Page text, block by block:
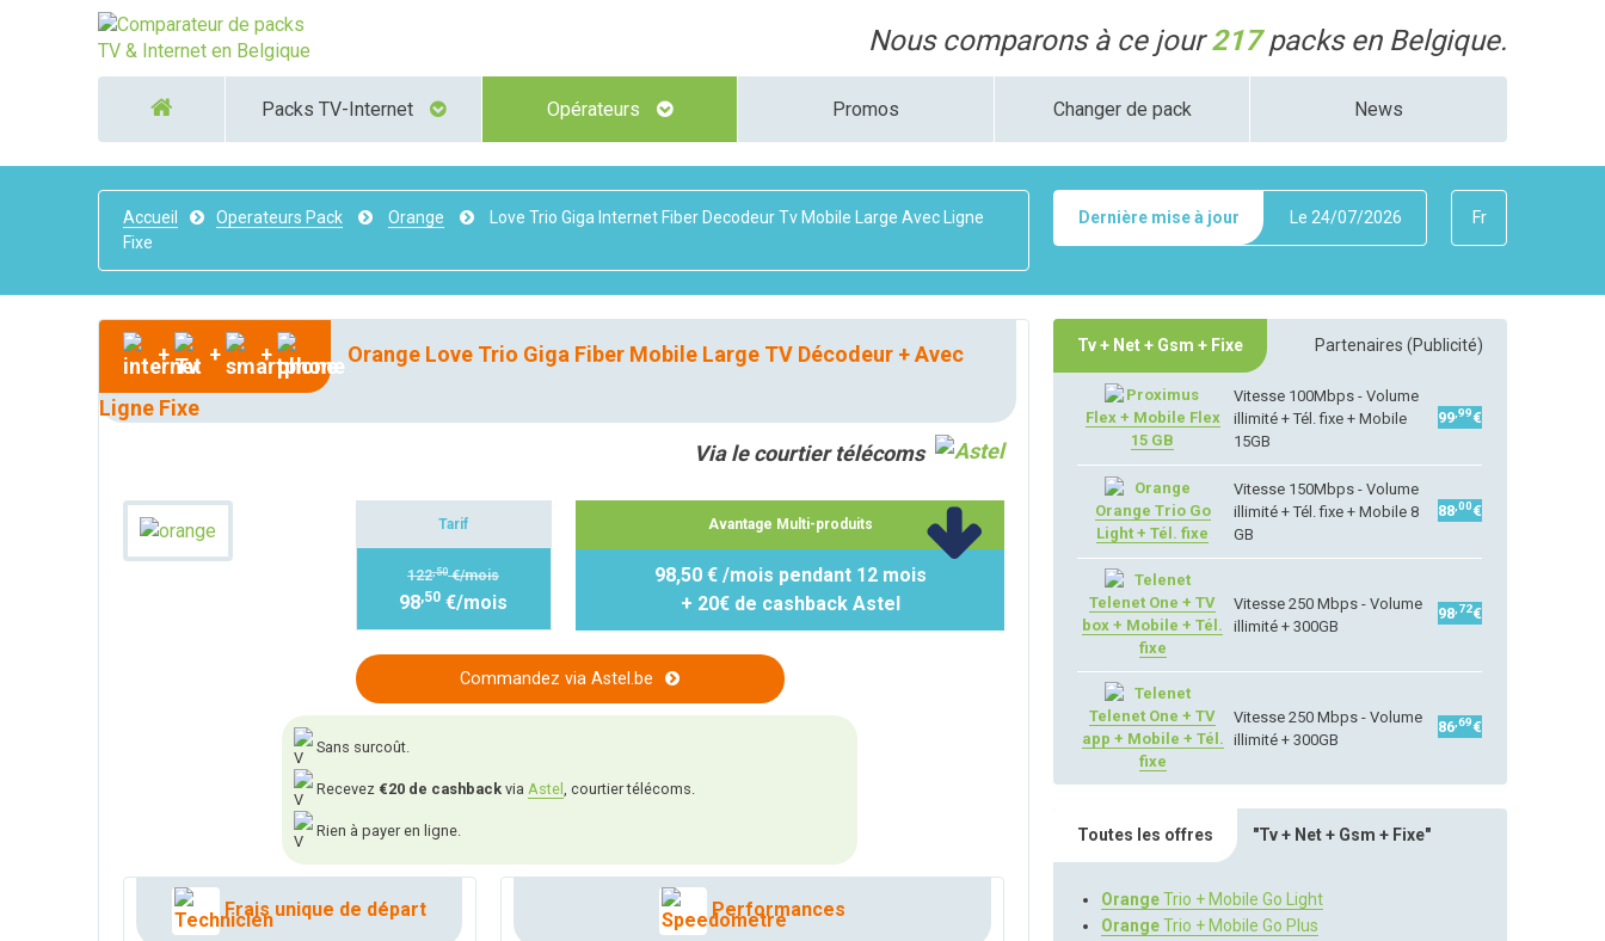
Nous comparons à ce jour217packs en Belgique.
Packs TV-Internet Opérateurs Promos Changer de pack News
Accueil Operateurs Pack Orange
Love Trio Giga Internet Fiber Decodeur Tv Mobile Large Avec Ligne
Fixe
Dernière mise à jour Le 24/07/2026 Fr
+ + + Orange Love Trio Giga Fiber Mobile Large TV Décodeur + Avec
Ligne Fixe
Via le courtier télécoms
Tarif
122,50€/mois
98,50 €/mois
Avantage Multi-produits
98,50 € /mois pendant 12 mois
+ 20€ de cashback Astel
Commandez via Astel.be
Sans surcoût.
Recevez €20 de cashback via Astel , courtier télécoms.
Rien à payer en ligne.
Frais unique de départ Performances
Tv + Net + Gsm + Fixe Partenaires (Publicité)
Flex + Mobile Flex
15 GB
Vitesse 100Mbps - Volume
illimité + Tél. fixe + Mobile
15GB
99 ,99€
Orange Trio Go
Light + Tél. fixe
Vitesse 150Mbps - Volume
illimité + Tél. fixe + Mobile 8
GB
88 ,00€
Telenet One + TV
box + Mobile + Tél.
fixe
Vitesse 250 Mbps - Volume
illimité + 300GB
98 ,72€
Telenet One + TV
app + Mobile + Tél.
fixe
Vitesse 250 Mbps - Volume
illimité + 300GB
86 ,69€
Toutes les offres "Tv + Net + Gsm + Fixe"
OrangeTrio + Mobile Go Light
OrangeTrio + Mobile Go Plus